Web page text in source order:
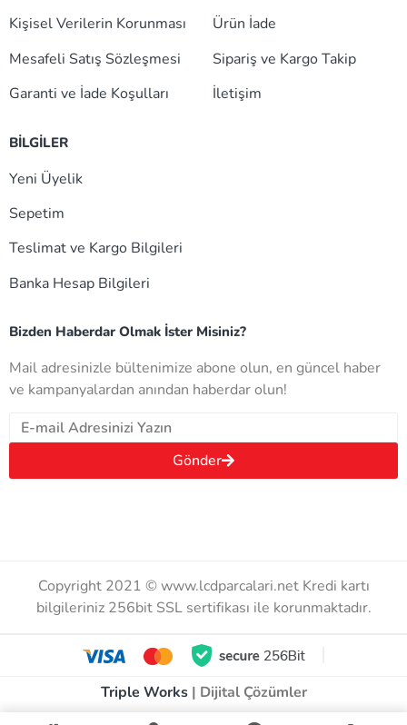
Kişisel Verilerin Korunması
Mesafeli Satış Sözleşmesi
Garanti ve İade Koşulları
Ürün İade
Sipariş ve Kargo Takip
İletişim
BİLGİLER
Yeni Üyelik
Sepetim
Teslimat ve Kargo Bilgileri
Banka Hesap Bilgileri
Bizden Haberdar Olmak İster Misiniz?
Mail adresinizle bültenimize abone olun, en güncel haber
ve kampanyalardan anından haberdar olun!
Gönder
Copyright 2021 © www.lcdparcalari.net Kredi kartı
bilgileriniz 256bit SSL sertifikası ile korunmaktadır.
Triple Works| Dijital Çözümler